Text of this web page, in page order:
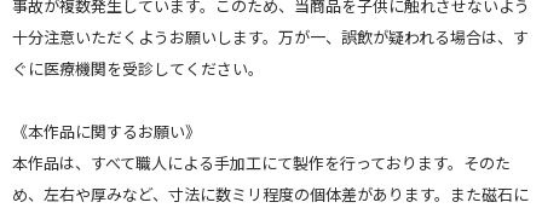
事故が複数発生しています。このため、当商品を子供に触れさせないよう
十分注意いただくようお願いします。万が一、誤飲が疑われる場合は、す
ぐに医療機関を受診してください。
《本作品に関するお願い》
本作品は、すべて職人による手加工にて製作を行っております。そのた
め、左右や厚みなど、寸法に数ミリ程度の個体差があります。また磁石に